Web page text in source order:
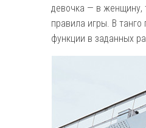
девочка — в женщину,
правила игры. В
функции в заданных